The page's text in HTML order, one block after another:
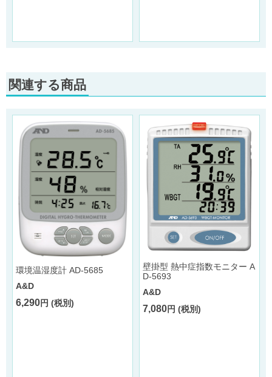
関連する商品
環境温湿度計 AD-5685
A&D
6,290円 (税別)
壁掛型 熱中症指数モニター A
D-5693
A&D
7,080円 (税別)